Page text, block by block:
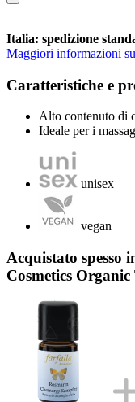
Italia: spedizione
Maggiori informazioni
Caratteristiche e
Alto contenuto di
Ideale per i
unisex
vegan
Acquistato spesso
Cosmetics